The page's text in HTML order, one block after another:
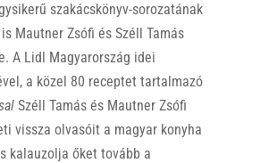
szakácskönyv-sorozatának
Mautner Zsófi és Széll Tamás
A Lidl Magyarország idei
a közel 80 receptet tartalmazó
Széll Tamás és Mautner Zsófi
vissza olvasóit a magyar konyha
kalauzolja őket tovább a